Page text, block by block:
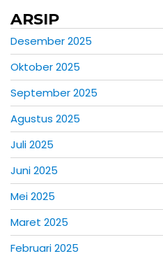
ARSIP
Desember 2025
Oktober 2025
September 2025
Agustus 2025
Juli 2025
Juni 2025
Mei 2025
Maret 2025
Februari 2025